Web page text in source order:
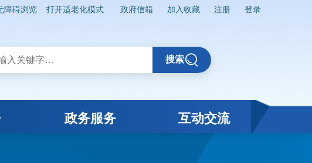
障碍浏览 打开适老化模式 政府信箱 加入收藏 注册 登录
搜索
政务服务 互动交流